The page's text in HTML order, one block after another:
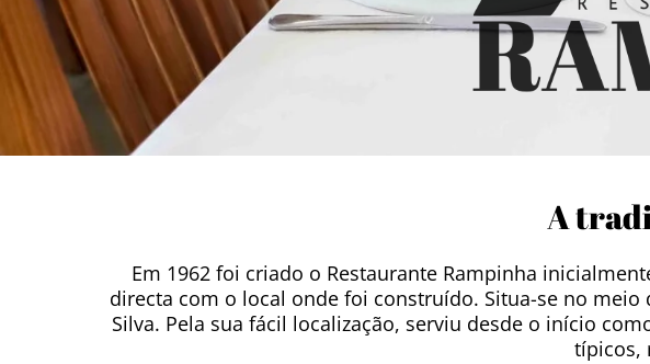
A
Em 1962 foi criado o Restaurante Rampinha
directa com o local onde foi construído. Situa-se no meio
Silva. Pela sua fácil localização, serviu desde o início
típicos,